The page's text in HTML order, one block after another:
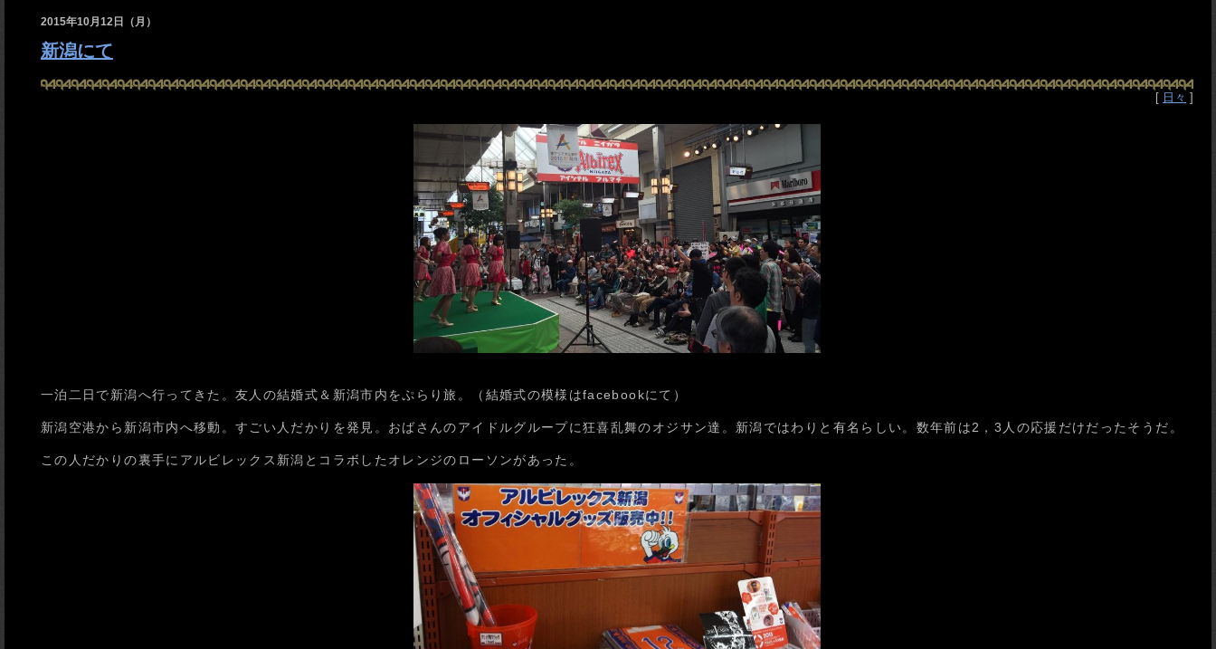
2015年10月12日（月）
新潟にて
[ 日々 ]
一泊二日で新潟へ行ってきた。友人の結婚式＆新潟市内をぷらり旅。（結婚式の模様はfacebookにて）
新潟空港から新潟市内へ移動。すごい人だかりを発見。おばさんのアイドルグループに狂喜乱舞のオジサン達。新潟ではわりと有名らしい。数年前は2，3人の応援だけだったそうだ。
この人だかりの裏手にアルビレックス新潟とコラボしたオレンジのローソンがあった。